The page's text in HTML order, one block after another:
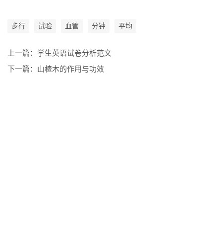
步行 试验 血管 分钟 平均
上一篇： 学生英语试卷分析范文
下一篇： 山楂木的作用与功效